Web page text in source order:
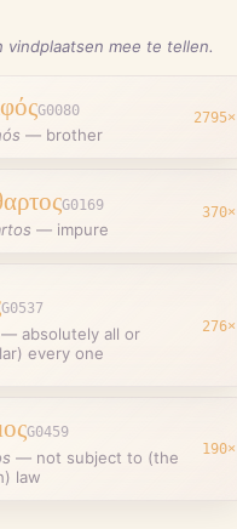
vindplaatsen mee te tellen.
G0080
— brother
2795×
G0169
— impure
370×
G0537
— absolutely all or
every one
276×
G0459
— not subject to (the
law
190×